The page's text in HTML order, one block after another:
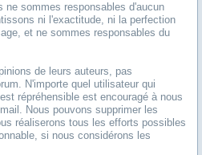
ne sommes responsables d'aucun
ni l'exactitude, ni la perfection
et ne sommes responsables du
de leurs auteurs, pas
N'importe quel utilisateur qui
répréhensible est encouragé à nous
Nous pouvons supprimer les
réaliserons tous les efforts possibles
si nous considérons les